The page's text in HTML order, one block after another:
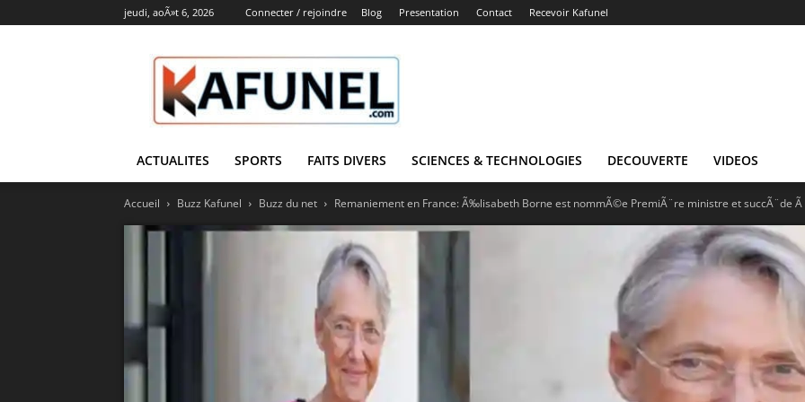
jeudi, aoÃ»t 6, 2026 Connecter / rejoindre Blog Presentation Contact Recevoir Kafunel
Kafunel
ACTUALITES SPORTS FAITS DIVERS SCIENCES & TECHNOLOGIES DECOUVERTE VIDEOS
Accueil Buzz Kafunel Buzz du net Remaniement en France: Ã‰lisabeth Borne est nommÃ©e PremiÃ¨re ministre et succÃ¨de Ã